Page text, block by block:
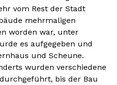
vom Rest der Stadt
mehrmaligen
worden war, unter
es aufgegeben und
und Scheune.
wurden verschiedene
bis der Bau